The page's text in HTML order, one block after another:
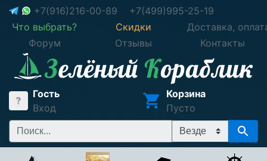
+7(916)216-00-89
+7(499)995-25-19
Что выбрать?
Скидки
Доставка,
Форум
Отзывы Контакты
Гость
Вход
Корзина
Пусто